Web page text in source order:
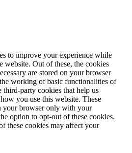
to improve your experience while
website. Out of these, the cookies
are stored on your browser
working of basic functionalities of
third-party cookies that help us
you use this website. These
your browser only with your
option to opt-out of these cookies.
these cookies may affect your